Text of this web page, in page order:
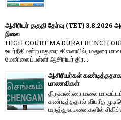
ஆசிரியர் தகுதி தேர்வு (TET)
நிலை
HIGH COURT MADURAI BENCH
உயர்நீதிமன்ற மதுரை கிளையில், மதுரை
மேனிலைப்பள்ளி ஆசிரியர் திர...
ஆசிரியர்கள் கண்டித்ததாக
மாணவிகள்
திருவண்ணாமலை
கண்டித்ததால் விபரீத
மருத்துவமனைகளில்